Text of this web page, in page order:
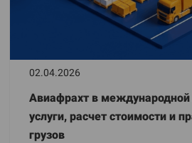
02.04.2026
Авиафрахт в международной
услуги, расчет стоимости и
грузов